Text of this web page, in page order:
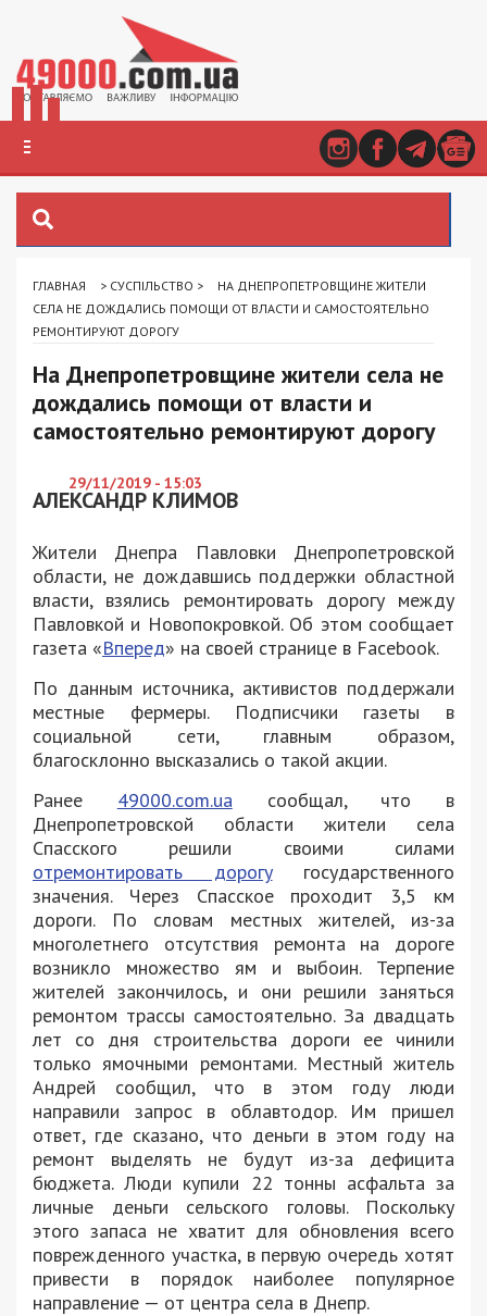
ГЛАВНАЯ > СУСПІЛЬСТВО >
НА ДНЕПРОПЕТРОВЩИНЕ ЖИТЕЛИ
СЕЛА НЕ ДОЖДАЛИСЬ ПОМОЩИ ОТ ВЛАСТИ И САМОСТОЯТЕЛЬНО
РЕМОНТИРУЮТ ДОРОГУ
На Днепропетровщине жители села не
дождались помощи от власти и
самостоятельно ремонтируют дорогу
29/11/2019 - 15:03
АЛЕКСАНДР КЛИМОВ
Жители Днепра Павловки Днепропетровской
области, не дождавшись поддержки областной
власти, взялись ремонтировать дорогу между
Павловкой и Новопокровкой. Об этом сообщает
газета «Вперед» на своей странице в Facebook.
По данным источника, активистов поддержали
местные фермеры. Подписчики газеты в
социальной сети, главным образом,
благосклонно высказались о такой акции.
Ранее 49000.com.uaсообщал, что в
Днепропетровской области жители села
Спасского решили своими силами
отремонтировать дорогугосударственного
значения. Через Спасское проходит 3,5 км
дороги. По словам местных жителей, из-за
многолетнего отсутствия ремонта на дороге
возникло множество ям и выбоин. Терпение
жителей закончилось, и они решили заняться
ремонтом трассы самостоятельно. За двадцать
лет со дня строительства дороги ее чинили
только ямочными ремонтами. Местный житель
Андрей сообщил, что в этом году люди
направили запрос в облавтодор. Им пришел
ответ, где сказано, что деньги в этом году на
ремонт выделять не будут из-за дефицита
бюджета. Люди купили 22 тонны асфальта за
личные деньги сельского головы. Поскольку
этого запаса не хватит для обновления всего
поврежденного участка, в первую очередь хотят
привести в порядок наиболее популярное
направление — от центра села в Днепр.